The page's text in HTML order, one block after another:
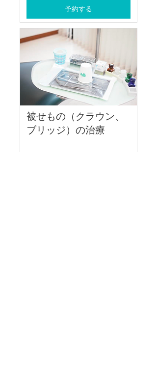
予約する
被せもの（クラウン、
ブリッジ）の治療